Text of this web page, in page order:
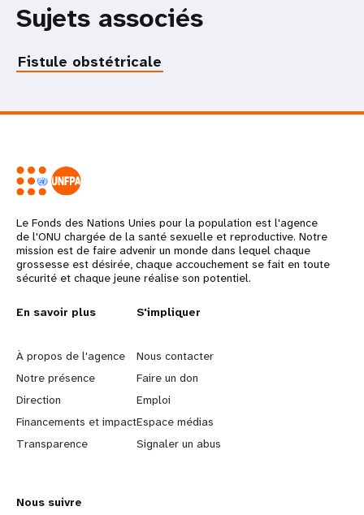
Sujets associés
Fistule obstétricale
Le Fonds des Nations Unies pour la population est l'agence
de l'ONU chargée de la santé sexuelle et reproductive. Notre
mission est de faire advenir un monde dans lequel chaque
grossesse est désirée, chaque accouchement se fait en toute
sécurité et chaque jeune réalise son potentiel.
L
e
a
r
n
En savoir plus
À propos de l'agence
Notre présence
Direction
Financements et impact
Transparence
G
o
b
e
y
S'impliquer
Nous contacter
Faire un don
Emploi
Espace médias
Signaler un abus
Nous suivre